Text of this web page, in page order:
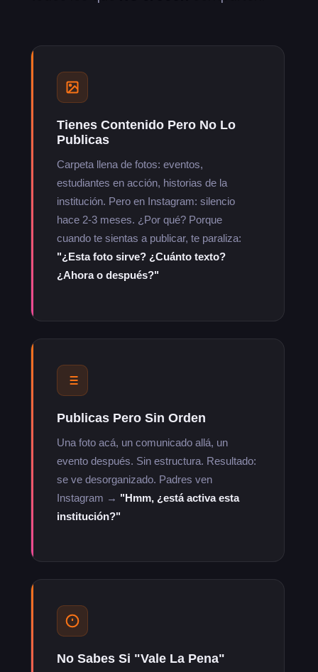
Tienes Contenido Pero No Lo
Publicas
Carpeta llena de fotos: eventos,
estudiantes en acción, historias de la
institución. Pero en Instagram: silencio
hace 2-3 meses. ¿Por qué? Porque
cuando te sientas a publicar, te paraliza:
"¿Esta foto sirve? ¿Cuánto texto?
¿Ahora o después?"
Publicas Pero Sin Orden
Una foto acá, un comunicado allá, un
evento después. Sin estructura. Resultado:
se ve desorganizado. Padres ven
Instagram → "Hmm, ¿está activa esta
institución?"
No Sabes Si "Vale La Pena"